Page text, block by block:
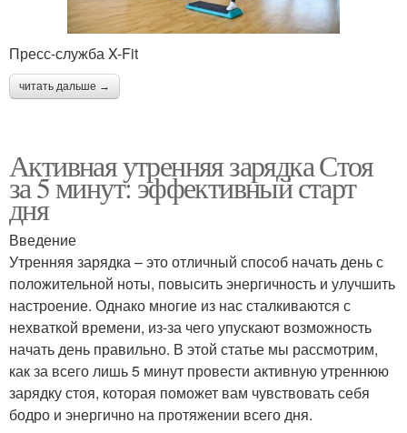
Пресс-служба X-Fit
читать дальше →
Активная утренняя зарядка Стоя
за 5 минут: эффективный старт
дня
Введение
Утренняя зарядка – это отличный способ начать день с
положительной ноты, повысить энергичность и улучшить
настроение. Однако многие из нас сталкиваются с
нехваткой времени, из-за чего упускают возможность
начать день правильно. В этой статье мы рассмотрим,
как за всего лишь 5 минут провести активную утреннюю
зарядку стоя, которая поможет вам чувствовать себя
бодро и энергично на протяжении всего дня.